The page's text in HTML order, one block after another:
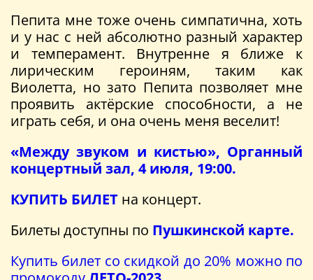
Пепита мне тоже очень симпатична, хоть
и у нас с ней абсолютно разный характер
и темперамент. Внутренне я ближе к
лирическим героиням, таким как
Виолетта, но зато Пепита позволяет мне
проявить актёрские способности, а не
играть себя, и она очень меня веселит!
«Между звуком и кистью», Органный
концертный зал, 4 июля, 19:00.
КУПИТЬ БИЛЕТ на концерт.
Билеты доступны по Пушкинской карте.
Купить билет со скидкой до 20% можно по